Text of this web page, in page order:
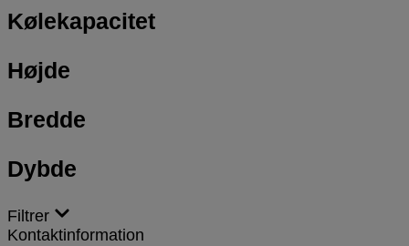
Kølekapacitet
Højde
Bredde
Dybde
Filtrer
Kontaktinformation